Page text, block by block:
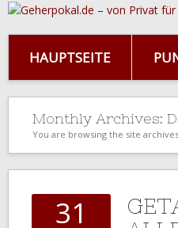
HAUPTSEITE
Monthly Archives:
You are browsing the site
31